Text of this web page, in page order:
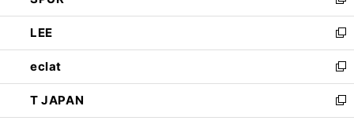
開
く
ウ
で
開
く
ン
ド
ウ
で
開
く
ウ
ィ
ン
ド
ウ
で
開
し
い
ウ
ィ
ン
ド
ウ
LEE
新
し
い
ウ
ィ
ン
eclat
新
し
い
ウ
T JAPAN
新
し